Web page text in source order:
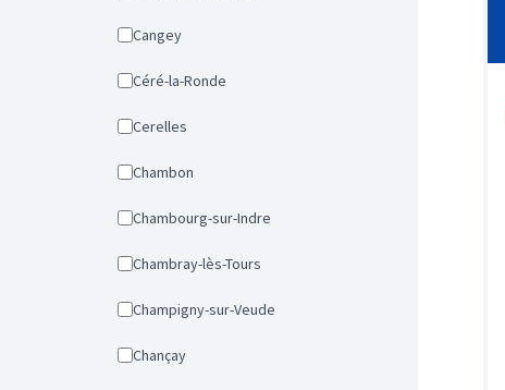
Cangey
Céré-la-Ronde
Cerelles
Chambon
Chambourg-sur-Indre
Chambray-lès-Tours
Champigny-sur-Veude
Chançay